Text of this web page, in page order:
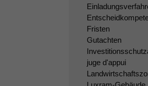
Fristen
Gutachten
juge d'appui